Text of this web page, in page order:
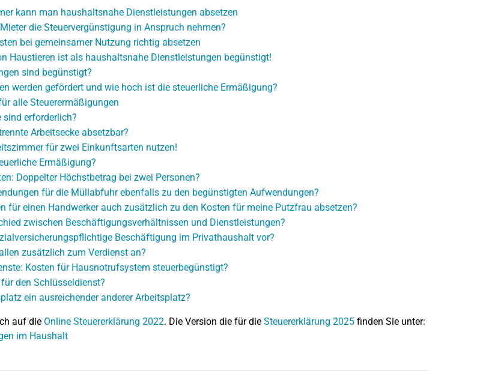
kann man haushaltsnahe Dienstleistungen absetzen
die Steuervergünstigung in Anspruch nehmen?
bei gemeinsamer Nutzung richtig absetzen
Haustieren ist als haushaltsnahe Dienstleistungen begünstigt!
sind begünstigt?
werden gefördert und wie hoch ist die steuerliche Ermäßigung?
alle Steuerermäßigungen
sind erforderlich?
Arbeitsecke absetzbar?
für zwei Einkunftsarten nutzen!
Ermäßigung?
Doppelter Höchstbetrag bei zwei Personen?
für die Müllabfuhr ebenfalls zu den begünstigten Aufwendungen?
für einen Handwerker auch zusätzlich zu den Kosten für meine Putzfrau absetzen?
zwischen Beschäftigungsverhältnissen und Dienstleistungen?
Beschäftigung im Privathaushalt vor?
zusätzlich zum Verdienst an?
Kosten für Hausnotrufsystem steuerbegünstigt?
den Schlüsseldienst?
ein ausreichender anderer Arbeitsplatz?
auf die Online Steuererklärung 2022. Die Version die für die Steuererklärung 2025finden Sie unter:
im Haushalt